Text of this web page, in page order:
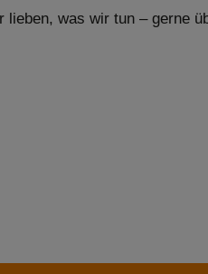
was wir tun – gerne